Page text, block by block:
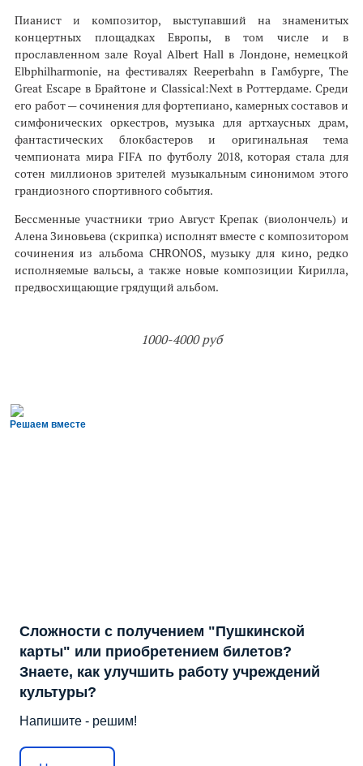
Пианист и композитор, выступавший на знаменитых
концертных площадках Европы, в том числе и в
прославленном зале Royal Albert Hall в Лондоне, немецкой
Elbphilharmonie, на фестивалях Reeperbahn в Гамбурге, The
Great Escape в Брайтоне и Classical:Next в Роттердаме. Среди
его работ — сочинения для фортепиано, камерных составов и
симфонических оркестров, музыка для артхаусных драм,
фантастических блокбастеров и оригинальная тема
чемпионата мира FIFA по футболу 2018, которая стала для
сотен миллионов зрителей музыкальным синонимом этого
грандиозного спортивного события.
Бессменные участники трио Август Крепак (виолончель) и
Алена Зиновьева (скрипка) исполнят вместе с композитором
сочинения из альбома CHRONOS, музыку для кино, редко
исполняемые вальсы, а также новые композиции Кирилла,
предвосхищающие грядущий альбом.
1000-4000 руб
Решаем вместе
Сложности с получением "Пушкинской
карты" или приобретением билетов?
Знаете, как улучшить работу учреждений
культуры?
Напишите - решим!